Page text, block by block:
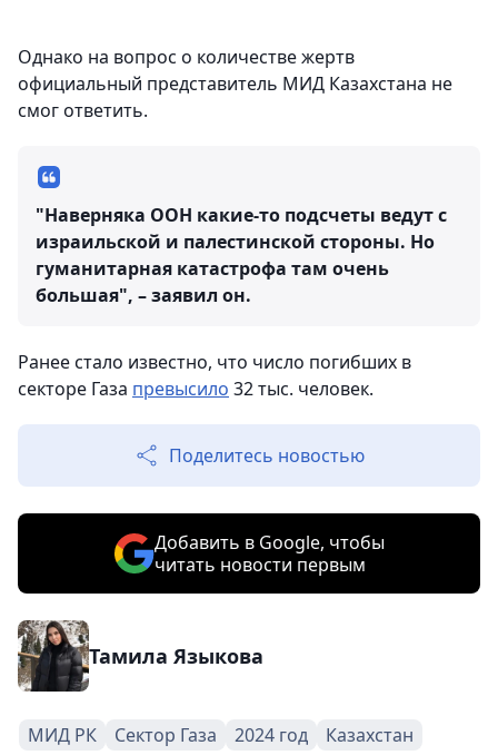
Однако на вопрос о количестве жертв
официальный представитель МИД Казахстана не
смог ответить.
"Наверняка ООН какие-то подсчеты ведут с
израильской и палестинской стороны. Но
гуманитарная катастрофа там очень
большая", – заявил он.
Ранее стало известно, что число погибших в
секторе Газа превысило 32 тыс. человек.
Поделитесь новостью
Добавить в Google, чтобы
читать новости первым
Тамила Языкова
МИД РК Сектор Газа 2024 год Казахстан